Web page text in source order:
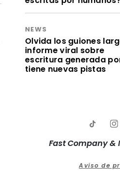
NEWS
Olvida los guiones
informe viral sobre
escritura generada
tiene nuevas pistas
Fast Company &
Aviso de